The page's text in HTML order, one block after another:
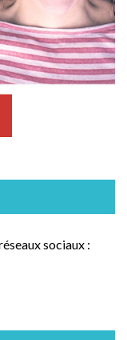
sociaux :